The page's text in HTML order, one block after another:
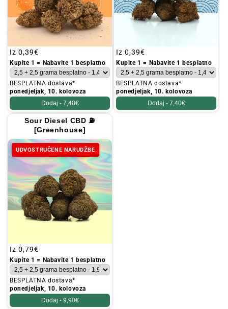
Redovna
cijena
Iz 0,39€
Kupite 1 = Nabavite 1 besplatno
BESPLATNA dostava*
ponedjeljak, 10. kolovoza
Dodaj - 7,40€
Redovna
cijena
Iz 0,39€
Kupite 1 = Nabavite 1 besplatno
BESPLATNA dostava*
ponedjeljak, 10. kolovoza
Dodaj - 7,40€
Sour Diesel CBD ⛽
[Greenhouse]
UDVOSTRUČENE NARUDŽBE
Redovna
cijena
Iz 0,79€
Kupite 1 = Nabavite 1 besplatno
BESPLATNA dostava*
ponedjeljak, 10. kolovoza
Dodaj - 9,90€